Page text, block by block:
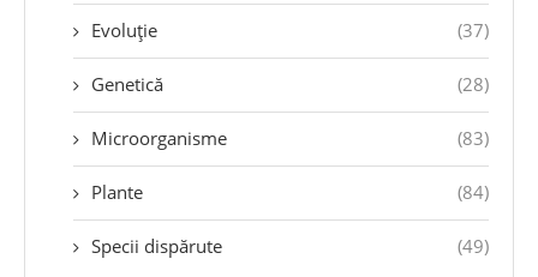
Evoluție (37)
Genetică (28)
Microorganisme (83)
Plante (84)
Specii dispărute (49)